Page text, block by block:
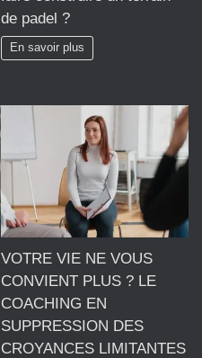
de padel ?
En savoir plus
VOTRE VIE NE VOUS
CONVIENT PLUS ? LE
COACHING EN
SUPPRESSION DES
CROYANCES LIMITANTES